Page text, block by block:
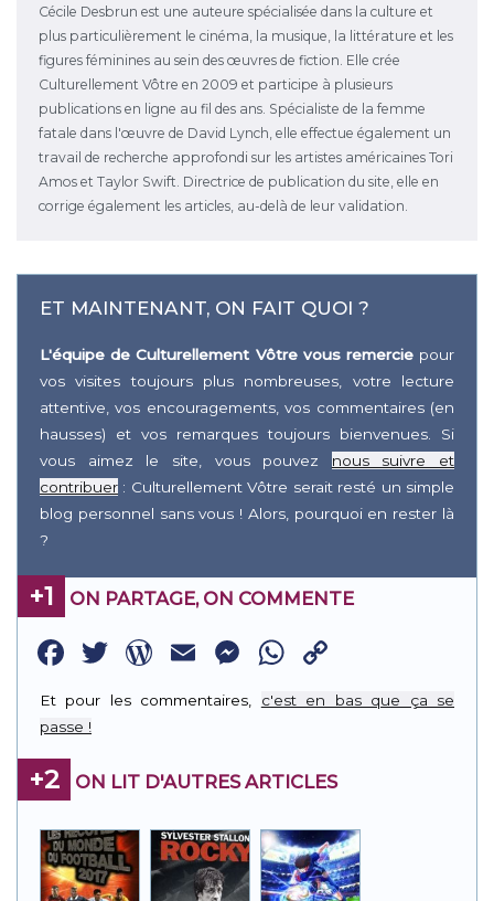
Cécile Desbrun est une auteure spécialisée dans la culture et
plus particulièrement le cinéma, la musique, la littérature et les
figures féminines au sein des œuvres de fiction. Elle crée
Culturellement Vôtre en 2009 et participe à plusieurs
publications en ligne au fil des ans. Spécialiste de la femme
fatale dans l'œuvre de David Lynch, elle effectue également un
travail de recherche approfondi sur les artistes américaines Tori
Amos et Taylor Swift. Directrice de publication du site, elle en
corrige également les articles, au-delà de leur validation.
ET MAINTENANT, ON FAIT QUOI ?
L'équipe de Culturellement Vôtre vous remerciepour
vos visites toujours plus nombreuses, votre lecture
attentive, vos encouragements, vos commentaires (en
hausses) et vos remarques toujours bienvenues. Si
vous aimez le site, vous pouvez nous suivre et
contribuer : Culturellement Vôtre serait resté un simple
blog personnel sans vous ! Alors, pourquoi en rester là
?
+1 ON PARTAGE, ON COMMENTE
Facebook
Twitter
WordPress
EmailMessenger
WhatsApp
Link
Et pour les commentaires, c'est en bas que ça se
passe !
+2 ON LIT D'AUTRES ARTICLES